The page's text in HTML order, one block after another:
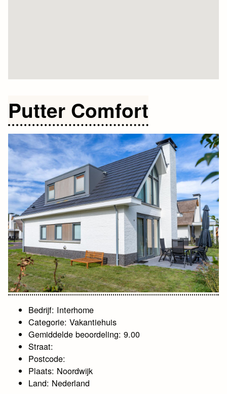
Putter Comfort
Bedrijf: Interhome
Categorie: Vakantiehuis
Gemiddelde beoordeling: 9.00
Straat:
Postcode:
Plaats: Noordwijk
Land: Nederland